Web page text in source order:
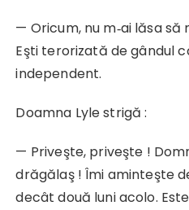
— Oricum, nu m‑ai lăsa să
Eşti terorizată de gândul
independent.
Doamna Lyle strigă :
— Priveşte, priveşte !
drăgălaş ! Îmi aminteşte
decât două luni acolo.